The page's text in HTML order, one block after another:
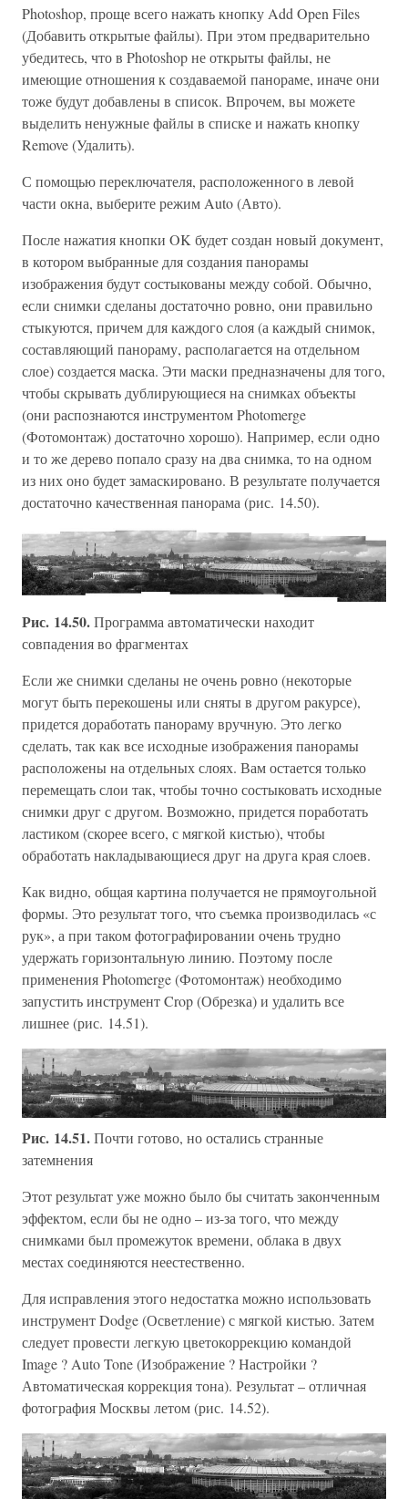
Photoshop, проще всего нажать кнопку Add Open Files
(Добавить открытые файлы). При этом предварительно
убедитесь, что в Photoshop не открыты файлы, не
имеющие отношения к создаваемой панораме, иначе они
тоже будут добавлены в список. Впрочем, вы можете
выделить ненужные файлы в списке и нажать кнопку
Remove (Удалить).
С помощью переключателя, расположенного в левой
части окна, выберите режим Auto (Авто).
После нажатия кнопки OK будет создан новый документ,
в котором выбранные для создания панорамы
изображения будут состыкованы между собой. Обычно,
если снимки сделаны достаточно ровно, они правильно
стыкуются, причем для каждого слоя (а каждый снимок,
составляющий панораму, располагается на отдельном
слое) создается маска. Эти маски предназначены для того,
чтобы скрывать дублирующиеся на снимках объекты
(они распознаются инструментом Photomerge
(Фотомонтаж) достаточно хорошо). Например, если одно
и то же дерево попало сразу на два снимка, то на одном
из них оно будет замаскировано. В результате получается
достаточно качественная панорама (рис. 14.50).
Рис. 14.50.Программа автоматически находит
совпадения во фрагментах
Если же снимки сделаны не очень ровно (некоторые
могут быть перекошены или сняты в другом ракурсе),
придется доработать панораму вручную. Это легко
сделать, так как все исходные изображения панорамы
расположены на отдельных слоях. Вам остается только
перемещать слои так, чтобы точно состыковать исходные
снимки друг с другом. Возможно, придется поработать
ластиком (скорее всего, с мягкой кистью), чтобы
обработать накладывающиеся друг на друга края слоев.
Как видно, общая картина получается не прямоугольной
формы. Это результат того, что съемка производилась «с
рук», а при таком фотографировании очень трудно
удержать горизонтальную линию. Поэтому после
применения Photomerge (Фотомонтаж) необходимо
запустить инструмент Crop (Обрезка) и удалить все
лишнее (рис. 14.51).
Рис. 14.51.Почти готово, но остались странные
затемнения
Этот результат уже можно было бы считать законченным
эффектом, если бы не одно – из-за того, что между
снимками был промежуток времени, облака в двух
местах соединяются неестественно.
Для исправления этого недостатка можно использовать
инструмент Dodge (Осветление) с мягкой кистью. Затем
следует провести легкую цветокоррекцию командой
Image ? Auto Tone (Изображение ? Настройки ?
Автоматическая коррекция тона). Результат – отличная
фотография Москвы летом (рис. 14.52).